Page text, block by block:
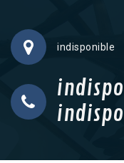
indisponible